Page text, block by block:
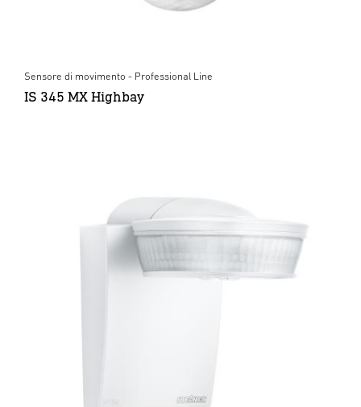
Sensore di movimento - Professional Line
IS 345 MX Highbay